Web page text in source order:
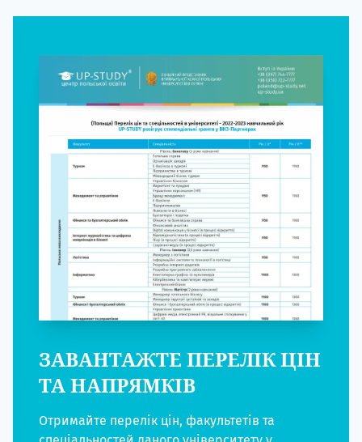
ЗАВАНТАЖТЕ ПЕРЕЛІК ЦІН
ТА НАПРЯМКІВ
Отримайте перелік цін, факультетів та